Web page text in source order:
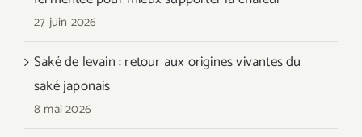
27 juin 2026
Saké de levain : retour aux origines vivantes du
saké japonais
8 mai 2026